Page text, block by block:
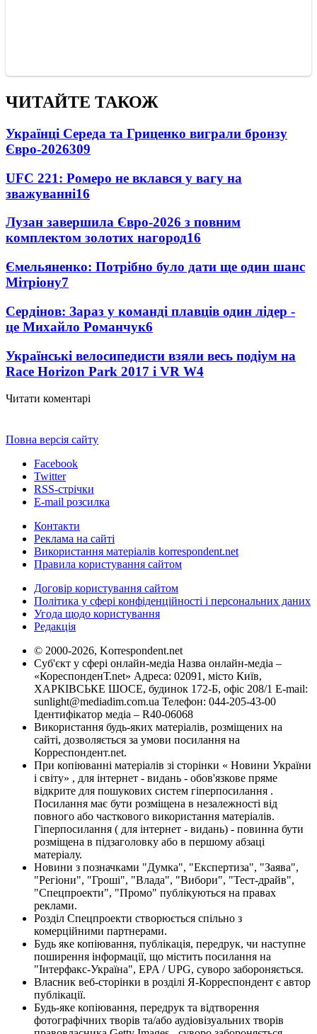
ЧИТАЙТЕ ТАКОЖ
Українці Середа та Гриценко виграли бронзу
Євро-2026309
UFC 221: Ромеро не вклався у вагу на
зважуванні16
Лузан завершила Євро-2026 з повним
комплектом золотих нагород16
Ємельяненко: Потрібно було дати ще один шанс
Мітріону7
Сердінов: Зараз у команді плавців один лідер -
це Михайло Романчук6
Українські велосипедисти взяли весь подіум на
Race Horizon Park 2017 і VR W4
Читати коментарі
Повна версія сайту
Facebook
Twitter
RSS-стрічки
E-mail розсилка
Контакти
Реклама на сайті
Використання матеріалів korrespondent.net
Правила користування сайтом
Договір користування сайтом
Політика у сфері конфіденційності і персональних даних
Угода щодо користування
Редакція
© 2000-2026, Korrespondent.net
Суб'єкт у сфері онлайн-медіа Назва онлайн-медіа –
«КореспонденТ.net» Адреса: 02091, місто Київ,
ХАРКІВСЬКЕ ШОСЕ, будинок 172-Б, офіс 208/1 E-mail:
sunlight@mediadim.com.ua Телефон: 044-205-43-00
Ідентифікатор медіа – R40-06068
Використання будь-яких матеріалів, розміщених на
сайті, дозволяється за умови посилання на
Корреспондент.net.
При копіюванні матеріалів зі сторінки « Новини України
і світу» , для інтернет - видань - обов'язкове пряме
відкрите для пошукових систем гіперпосилання .
Посилання має бути розміщена в незалежності від
повного або часткового використання матеріалів.
Гіперпосилання ( для інтернет - видань) - повинна бути
розміщена в підзаголовку або в першому абзаці
матеріалу.
Новини з позначками "Думка", "Експертиза", "Заява",
"Регіони", "Гроші", "Влада", "Вибори", "Тест-драйв",
"Спецпроекти", "Промо" публікуються на правах
реклами.
Розділ Спецпроекти створюється спільно з
комерційними партнерами.
Будь яке копіювання, публікація, передрук, чи наступне
поширення інформації, що містить посилання на
"Інтерфакс-Україна", EPA / UPG, суворо забороняється.
Власник веб-сторінки в розділі Я-Корреспондент є автор
публікації.
Будь-яке копіювання, передрук та відтворення
фотографічних творів та/або аудіовізуальних творів